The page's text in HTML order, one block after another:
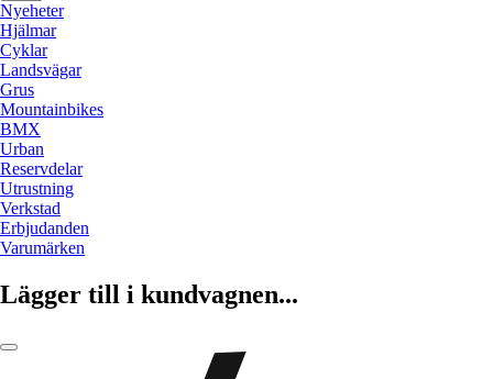
Nyeheter
Hjälmar
Cyklar
Landsvägar
Grus
Mountainbikes
BMX
Urban
Reservdelar
Utrustning
Verkstad
Erbjudanden
Varumärken
Lägger till i kundvagnen...